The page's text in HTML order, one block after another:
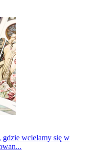
gdzie wcielamy się w